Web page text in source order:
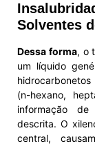
Solventes
Dessa forma, o
um líquido
(n-hexano,
informação de
descrita. O
central,